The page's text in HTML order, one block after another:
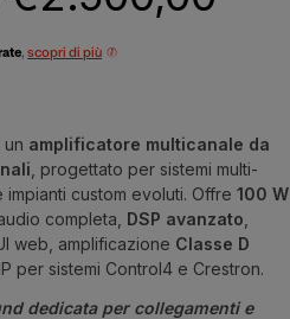
,scopri di più
un amplificatore multicanale da
, progettato per sistemi multi-
impianti custom evoluti. Offre100 W
completa, DSP avanzato
web, amplificazione Classe D
per sistemi Control4 e Crestron.
dedicata per collegamenti e